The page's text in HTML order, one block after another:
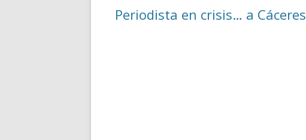
Periodista en crisis… a Cáceres